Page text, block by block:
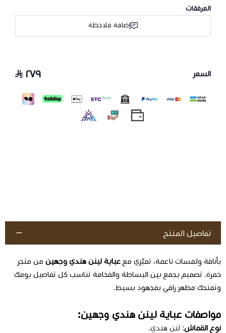
المرفقات
إضافة ملاحظة
السعر ٢٧٩
تفاصيل المنتج
بأناقة ولمسات ناعمة، تميّزي مع عباية لينن هندي وجهين من متجر
خمرة. تصميم يجمع بين البساطة والفخامة تناسب كل تفاصيل يومك
وتمنحك مظهر راقي بمجهود بسيط.
مواصفات عباية لينن هندي وجهين:
نوع القماش: لنن هندي